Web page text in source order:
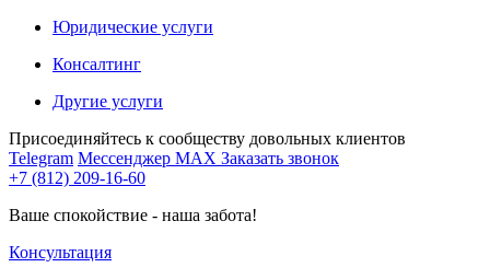
Юридические услуги
Консалтинг
Другие услуги
Присоединяйтесь к сообществу довольных клиентов
Telegram Мессенджер MAX Заказать звонок
+7 (812) 209-16-60
Ваше спокойствие - наша забота!
Консультация